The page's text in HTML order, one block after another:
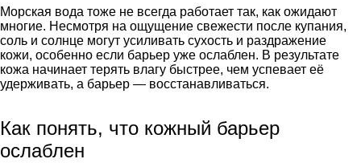
Морская вода тоже не всегда работает так, как ожидают
многие. Несмотря на ощущение свежести после купания,
соль и солнце могут усиливать сухость и раздражение
кожи, особенно если барьер уже ослаблен. В результате
кожа начинает терять влагу быстрее, чем успевает её
удерживать, а барьер — восстанавливаться.
Как понять, что кожный барьер
ослаблен